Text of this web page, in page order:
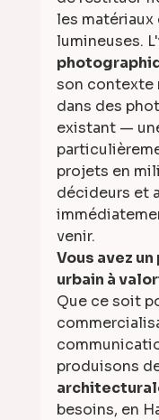
les matériaux
lumineuses. L'
son contexte
dans des
existant —
projets en
décideurs et
venir.
Vous avez
urbain à
Que ce soit
produisons
besoins, en